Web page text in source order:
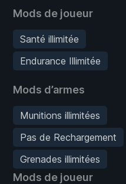
Mods de joueur
Santé illimitée
Endurance Illimitée
Mods d’armes
Munitions illimitées
Pas de Rechargement
Grenades illimitées
Mods de joueur